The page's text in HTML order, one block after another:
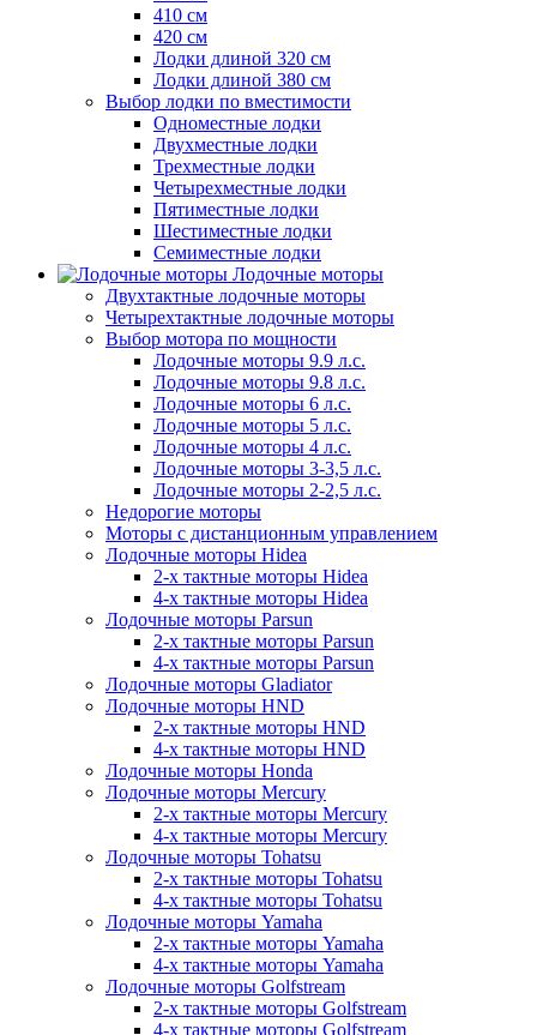
410 см
420 см
Лодки длиной 320 см
Лодки длиной 380 см
Выбор лодки по вместимости
Одноместные лодки
Двухместные лодки
Трехместные лодки
Четырехместные лодки
Пятиместные лодки
Шестиместные лодки
Семиместные лодки
Лодочные моторы
Двухтактные лодочные моторы
Четырехтактные лодочные моторы
Выбор мотора по мощности
Лодочные моторы 9.9 л.с.
Лодочные моторы 9.8 л.с.
Лодочные моторы 6 л.с.
Лодочные моторы 5 л.с.
Лодочные моторы 4 л.с.
Лодочные моторы 3-3,5 л.с.
Лодочные моторы 2-2,5 л.с.
Недорогие моторы
Моторы с дистанционным управлением
Лодочные моторы Hidea
2-х тактные моторы Hidea
4-х тактные моторы Hidea
Лодочные моторы Parsun
2-х тактные моторы Parsun
4-х тактные моторы Parsun
Лодочные моторы Gladiator
Лодочные моторы HND
2-х тактные моторы HND
4-х тактные моторы HND
Лодочные моторы Honda
Лодочные моторы Mercury
2-х тактные моторы Mercury
4-х тактные моторы Mercury
Лодочные моторы Tohatsu
2-х тактные моторы Tohatsu
4-х тактные моторы Tohatsu
Лодочные моторы Yamaha
2-х тактные моторы Yamaha
4-х тактные моторы Yamaha
Лодочные моторы Golfstream
2-х тактные моторы Golfstream
4-х тактные моторы Golfstream